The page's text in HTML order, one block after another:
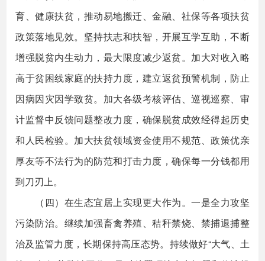
育、健康扶贫，推动易地搬迁、金融、社保等各项扶贫
政策落地见效。坚持扶志和扶智，开展互学互助，不断
增强脱贫内生动力，最大限度减少返贫。加大对收入略
高于贫困线家庭的扶持力度，建立返贫预警机制，防止
因病因灾因学致贫。加大各级考核评估、巡视巡察、审
计监督中反馈问题整改力度，确保脱贫成效经得起历史
和人民检验。加大扶贫领域资金使用不规范、政策优亲
厚友等不法行为的防范和打击力度，确保每一分钱都用
到刀刃上。
（四）在生态宜居上实现更大作为。一是全力攻坚
污染防治。继续加强畜禽养殖、秸秆禁烧、禁捕退捕整
治及监管力度，长期保持高压态势。持续做好“大气、土